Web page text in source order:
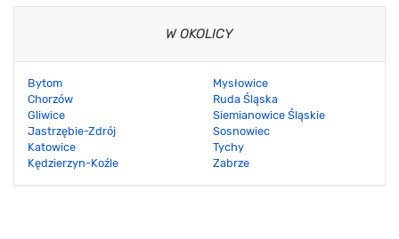
W OKOLICY
Bytom
Chorzów
Gliwice
Jastrzębie-Zdrój
Katowice
Kędzierzyn-Koźle
Mysłowice
Ruda Śląska
Siemianowice Śląskie
Sosnowiec
Tychy
Zabrze